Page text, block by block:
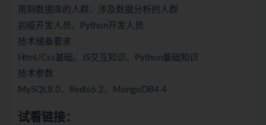
用到数据库的人群、涉及数据分析的人群
初级开发人员、Python开发人员
技术储备要求
Html/Css基础、JS交互知识、Python基础知识
技术参数
MySQL8.0、Redis6.2、MongoDB4.4
试看链接：